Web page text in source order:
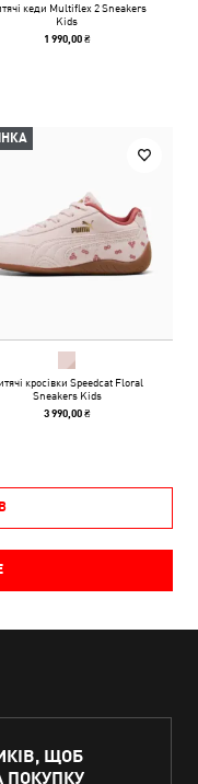
кеди Multiflex 2 Sneakers
Kids
1 990,00 ₴
кросівки Speedcat Floral
Sneakers Kids
3 990,00 ₴
ЩОБ
ПОКУПКУ